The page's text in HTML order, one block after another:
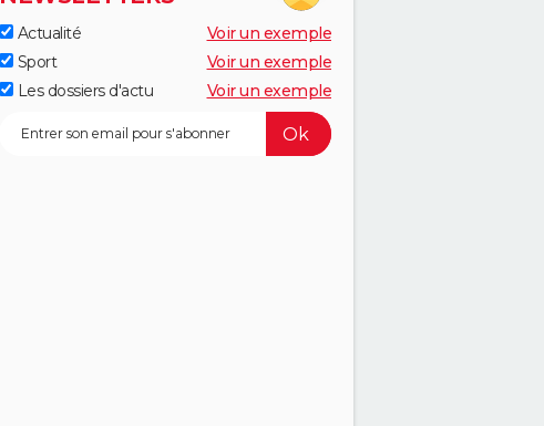
Actualité
Voir un exemple
Sport
Voir un exemple
Les dossiers d'actu
Voir un exemple